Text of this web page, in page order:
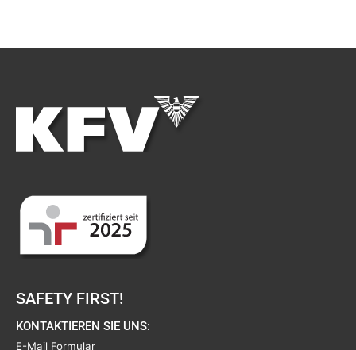
SAFETY FIRST!
KONTAKTIEREN SIE UNS:
E-Mail Formular